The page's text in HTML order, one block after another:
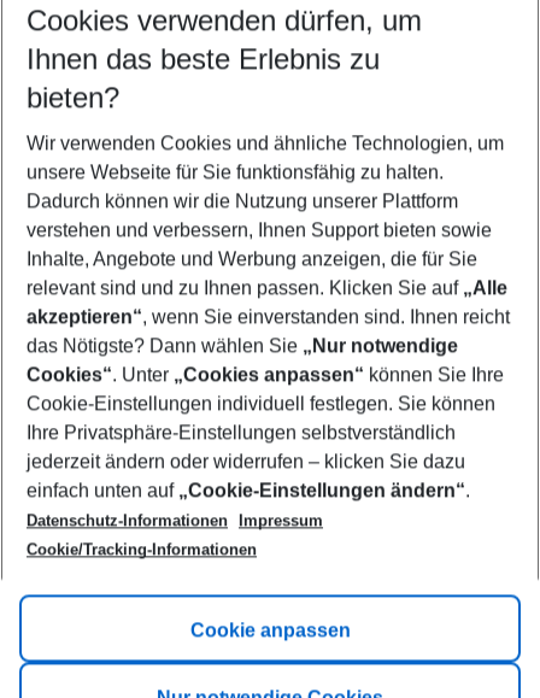
Customize your offer
Find the perfect deal which suits your best
Your departure airport
Any airport
Select your date range
11/08/26–09/08/27 5-8 nights
Who will travel
2 adults No children
Show more filter
Footer
Footer navigation
Title A
Link A
Cookies verwenden dürfen, um
Ihnen das beste Erlebnis zu
bieten?
Wir verwenden Cookies und ähnliche Technologien, um
unsere Webseite für Sie funktionsfähig zu halten.
Dadurch können wir die Nutzung unserer Plattform
verstehen und verbessern, Ihnen Support bieten sowie
Inhalte, Angebote und Werbung anzeigen, die für Sie
relevant sind und zu Ihnen passen. Klicken Sie auf „Alle
akzeptieren“, wenn Sie einverstanden sind. Ihnen reicht
das Nötigste? Dann wählen Sie „Nur notwendige
Cookies“. Unter „Cookies anpassen“ können Sie Ihre
Cookie-Einstellungen individuell festlegen. Sie können
Ihre Privatsphäre-Einstellungen selbstverständlich
jederzeit ändern oder widerrufen – klicken Sie dazu
einfach unten auf „Cookie-Einstellungen ändern“.
Datenschutz-Informationen
Impressum
Cookie/Tracking-Informationen
Cookie anpassen